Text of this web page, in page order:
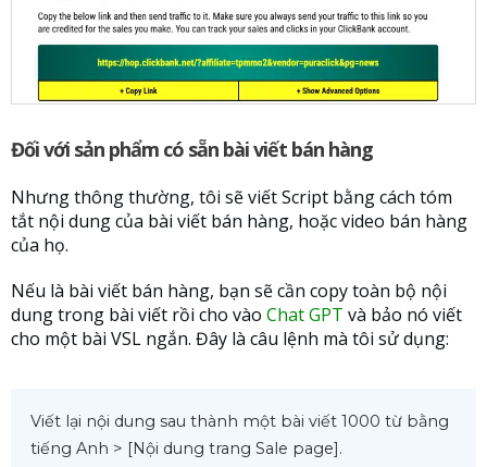
Đối với sản phẩm có sẵn bài viết bán hàng
Nhưng thông thường, tôi sẽ viết Script bằng cách tóm
tắt nội dung của bài viết bán hàng, hoặc video bán hàng
của họ.
Nếu là bài viết bán hàng, bạn sẽ cần copy toàn bộ nội
dung trong bài viết rồi cho vào Chat GPT và bảo nó viết
cho một bài VSL ngắn. Đây là câu lệnh mà tôi sử dụng:
Viết lại nội dung sau thành một bài viết 1000 từ bằng
tiếng Anh > [Nội dung trang Sale page].